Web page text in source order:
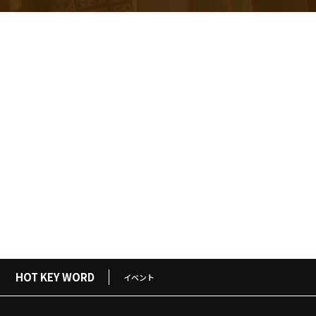
HOT KEY WORD イベント